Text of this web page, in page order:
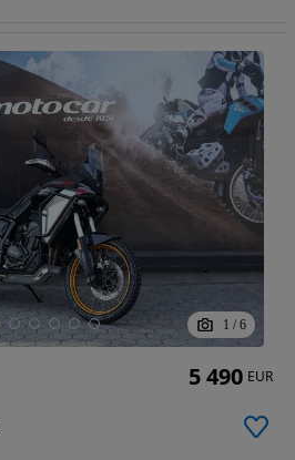
1 / 6
5 490 EUR